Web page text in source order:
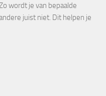
wordt je van bepaalde
juist niet. Dit helpen je